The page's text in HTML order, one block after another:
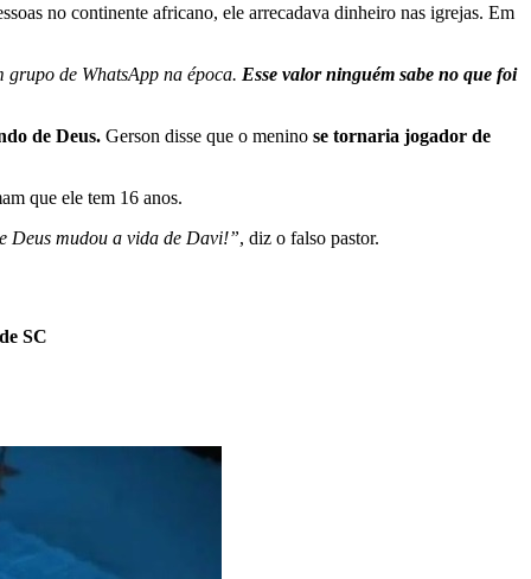
no continente africano, ele arrecadava dinheiro nas igrejas. Em
grupo de WhatsApp na época. Esse valor ninguém sabe no que foi
de Deus. Gerson disse que o menino se tornaria jogador de
que ele tem 16 anos.
Deus mudou a vida de Davi!”, diz o falso pastor.
SC